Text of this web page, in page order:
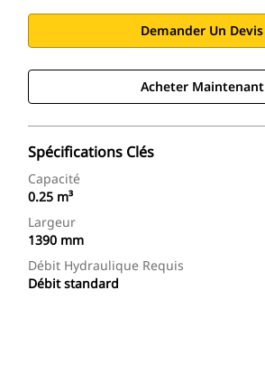
Demander Un Devis
Acheter Maintenant
Spécifications Clés
Capacité
0.25 m³
Largeur
1390 mm
Débit Hydraulique Requis
Débit standard